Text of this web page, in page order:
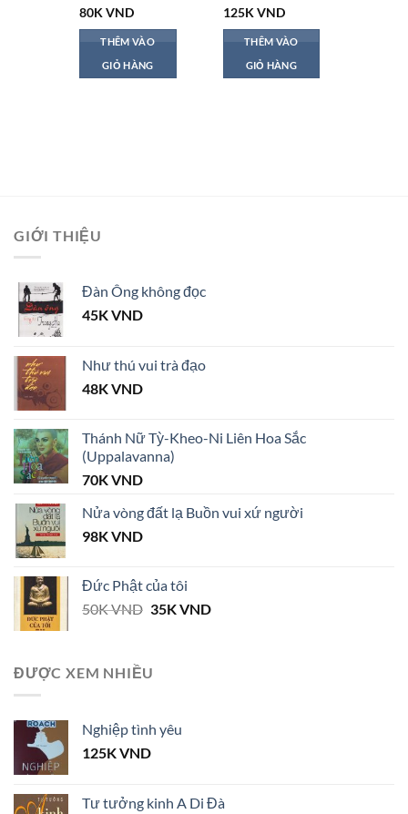
80KVND
THÊM VÀO
GIỎ HÀNG
125KVND
THÊM VÀO
GIỎ HÀNG
GIỚI THIỆU
Đàn Ông không đọc
45KVND
Như thú vui trà đạo
48KVND
Thánh Nữ Tỳ-Kheo-Ni Liên Hoa Sắc
(Uppalavanna)
70KVND
Nửa vòng đất lạ Buồn vui xứ người
98KVND
Đức Phật của tôi
50KVND Giá
50K VND.
35KVNDGiá
ĐƯỢC XEM NHIỀU
Nghiệp tình yêu
125KVND
Tư tưởng kinh A Di Đà